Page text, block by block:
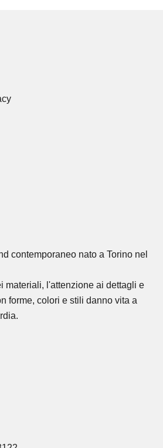
contemporaneo nato a Torino nel
materiali, l'attenzione ai dettagli e
forme, colori e stili danno vita a